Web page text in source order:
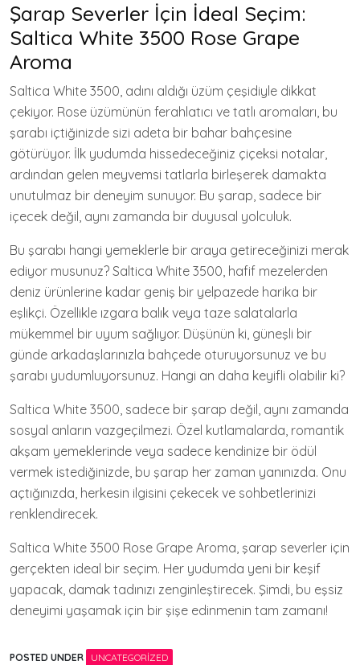
Şarap Severler İçin İdeal Seçim:
Saltica White 3500 Rose Grape
Aroma
Saltica White 3500, adını aldığı üzüm çeşidiyle dikkat
çekiyor. Rose üzümünün ferahlatıcı ve tatlı aromaları, bu
şarabı içtiğinizde sizi adeta bir bahar bahçesine
götürüyor. İlk yudumda hissedeceğiniz çiçeksi notalar,
ardından gelen meyvemsi tatlarla birleşerek damakta
unutulmaz bir deneyim sunuyor. Bu şarap, sadece bir
içecek değil, aynı zamanda bir duyusal yolculuk.
Bu şarabı hangi yemeklerle bir araya getireceğinizi merak
ediyor musunuz? Saltica White 3500, hafif mezelerden
deniz ürünlerine kadar geniş bir yelpazede harika bir
eşlikçi. Özellikle ızgara balık veya taze salatalarla
mükemmel bir uyum sağlıyor. Düşünün ki, güneşli bir
günde arkadaşlarınızla bahçede oturuyorsunuz ve bu
şarabı yudumluyorsunuz. Hangi an daha keyifli olabilir ki?
Saltica White 3500, sadece bir şarap değil, aynı zamanda
sosyal anların vazgeçilmezi. Özel kutlamalarda, romantik
akşam yemeklerinde veya sadece kendinize bir ödül
vermek istediğinizde, bu şarap her zaman yanınızda. Onu
açtığınızda, herkesin ilgisini çekecek ve sohbetlerinizi
renklendirecek.
Saltica White 3500 Rose Grape Aroma, şarap severler için
gerçekten ideal bir seçim. Her yudumda yeni bir keşif
yapacak, damak tadınızı zenginleştirecek. Şimdi, bu eşsiz
deneyimi yaşamak için bir şişe edinmenin tam zamanı!
POSTED UNDER UNCATEGORIZED